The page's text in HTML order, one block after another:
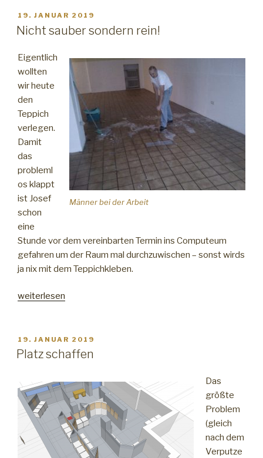
VERÖFFENTLICHT
AM
19. JANUAR 2019
Nicht sauber sondern rein!
Männer bei der Arbeit
Eigentlich
wollten
wir heute
den
Teppich
verlegen.
Damit
das
probleml
os klappt
ist Josef
schon
eine
Stunde vor dem vereinbarten Termin ins Computeum
gefahren um der Raum mal durchzuwischen – sonst wirds
ja nix mit dem Teppichkleben.
„Nicht
rein!“
weiterlesen
VERÖFFENTLICHT
AM
19. JANUAR 2019
Platz schaffen
Das
größte
Problem
(gleich
nach dem
Verputze